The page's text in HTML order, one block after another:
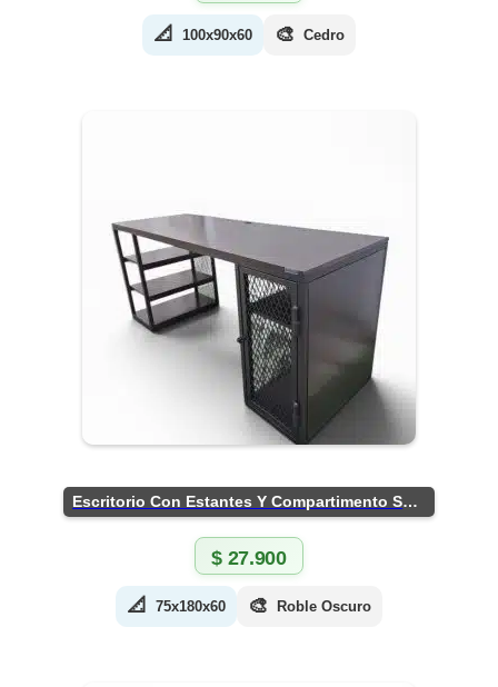
📐 100x90x60 🎨 Cedro
Escritorio Con Estantes Y Compartimento Seguro
$27.900
📐 75x180x60 🎨 Roble Oscuro